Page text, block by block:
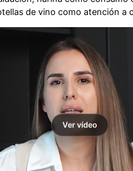
de vino como atención a
Ver vídeo